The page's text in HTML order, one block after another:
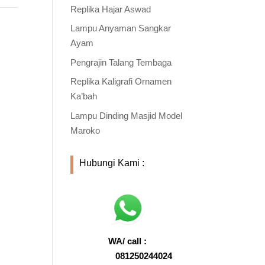
Replika Hajar Aswad
Lampu Anyaman Sangkar
Ayam
Pengrajin Talang Tembaga
Replika Kaligrafi Ornamen
Ka’bah
Lampu Dinding Masjid Model
Maroko
Hubungi Kami :
WA/ call :
081250244024